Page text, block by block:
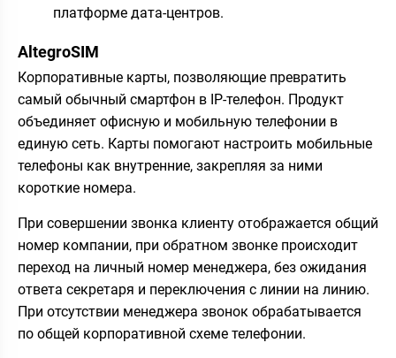
платформе дата-центров.
AltegroSIM
Корпоративные карты, позволяющие превратить
самый обычный смартфон в IP-телефон. Продукт
объединяет офисную и мобильную телефонии в
единую сеть. Карты помогают настроить мобильные
телефоны как внутренние, закрепляя за ними
короткие номера.
При совершении звонка клиенту отображается общий
номер компании, при обратном звонке происходит
переход на личный номер менеджера, без ожидания
ответа секретаря и переключения с линии на линию.
При отсутствии менеджера звонок обрабатывается
по общей корпоративной схеме телефонии.